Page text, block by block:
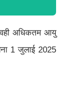
अधिकतम आयु
1 जुलाई 2025